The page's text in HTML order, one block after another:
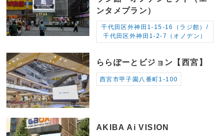
ンタメプラン）
千代田区外神田1-15-16（ラジ館）/
千代田区外神田1-2-7（オノデン）
ららぽーとビジョン【西宮】
西宮市甲子園八番町1-100
AKIBA Ai VISION